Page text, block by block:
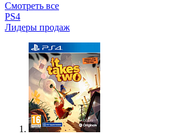
Смотреть все
PS4
Лидеры продаж